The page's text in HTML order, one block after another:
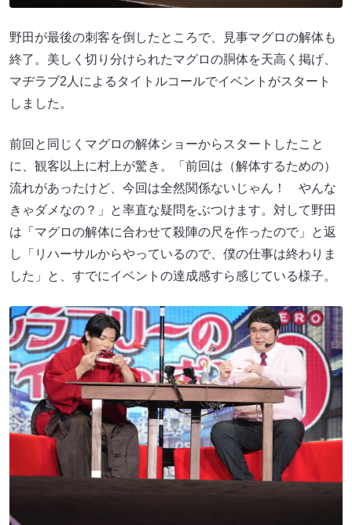
野田が最後の刺客を倒したところで、見事マグロの解体も
終了。美しく切り分けられたマグロの胴体を天高く掲げ、
マヂラブ2人によるタイトルコールでイベントがスタート
しました。
前回と同じくマグロの解体ショーからスタートしたこと
に、観客以上に村上が驚き。「前回は（解体するための）
流れがあったけど、今回は全然関係ないじゃん！ やんな
きゃダメなの？」と率直な疑問をぶつけます。対して野田
は「マグロの解体に合わせて殺陣の尺を作ったので」と返
し「リハーサルからやっているので、僕の仕事は終わりま
した」と、すでにイベントの達成感すら感じている様子。